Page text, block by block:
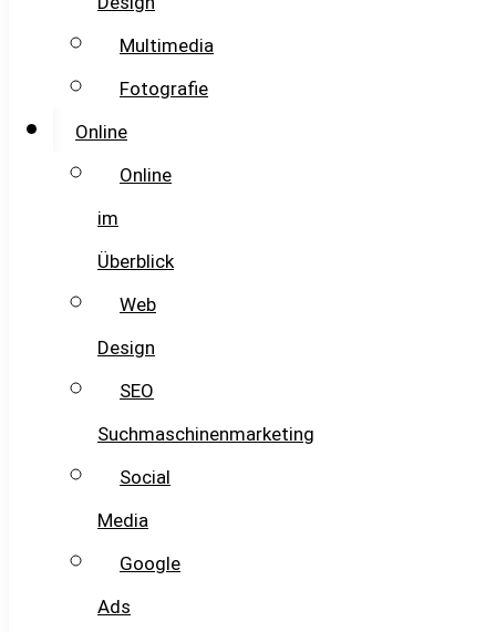
Multimedia
Fotografie
Online
Online
im
Überblick
Web
Design
SEO
Suchmaschinenmarketing
Social
Media
Google
Ads